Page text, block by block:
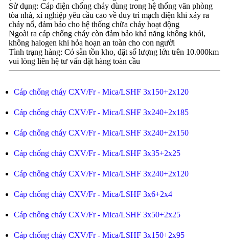
Sử dụng: Cáp điện chống cháy dùng trong hệ thống văn phòng
tòa nhà, xí nghiệp yêu cầu cao về duy trì mạch điện khi xảy ra
cháy nổ, đảm bảo cho hệ thống chữa cháy hoạt động
Ngoài ra cáp chống cháy còn đảm bảo khả năng không khói,
không halogen khi hỏa hoạn an toàn cho con người
Tình trạng hàng: Có sẵn tồn kho, đặt số lượng lớn trên 10.000km
vui lòng liên hệ tư vấn đặt hàng toàn cầu
Cáp chống cháy CXV/Fr - Mica/LSHF 3x150+2x120
Cáp chống cháy CXV/Fr - Mica/LSHF 3x240+2x185
Cáp chống cháy CXV/Fr - Mica/LSHF 3x240+2x150
Cáp chống cháy CXV/Fr - Mica/LSHF 3x35+2x25
Cáp chống cháy CXV/Fr - Mica/LSHF 3x240+2x120
Cáp chống cháy CXV/Fr - Mica/LSHF 3x6+2x4
Cáp chống cháy CXV/Fr - Mica/LSHF 3x50+2x25
Cáp chống cháy CXV/Fr - Mica/LSHF 3x150+2x95